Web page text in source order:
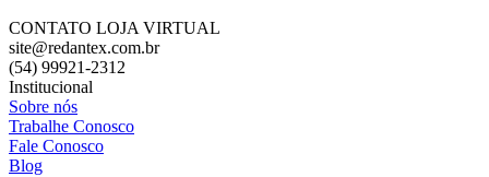
CONTATO LOJA VIRTUAL
site@redantex.com.br
(54) 99921-2312
Institucional
Sobre nós
Trabalhe Conosco
Fale Conosco
Blog